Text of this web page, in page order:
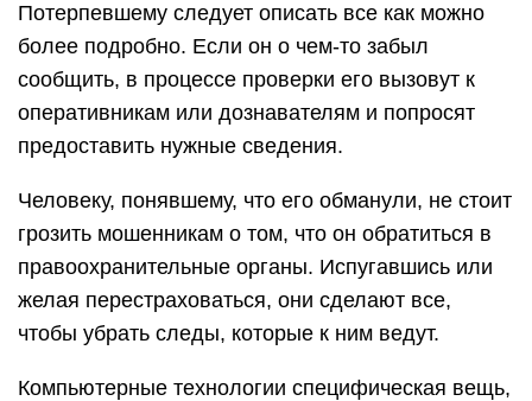
Потерпевшему следует описать все как можно
более подробно. Если он о чем-то забыл
сообщить, в процессе проверки его вызовут к
оперативникам или дознавателям и попросят
предоставить нужные сведения.
Человеку, понявшему, что его обманули, не стоит
грозить мошенникам о том, что он обратиться в
правоохранительные органы. Испугавшись или
желая перестраховаться, они сделают все,
чтобы убрать следы, которые к ним ведут.
Компьютерные технологии специфическая вещь,